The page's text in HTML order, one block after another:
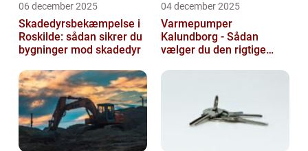
06 december 2025
Skadedyrsbekæmpelse i
Roskilde: sådan sikrer du
bygninger mod skadedyr
04 december 2025
Varmepumper
Kalundborg - Sådan
vælger du den rigtige